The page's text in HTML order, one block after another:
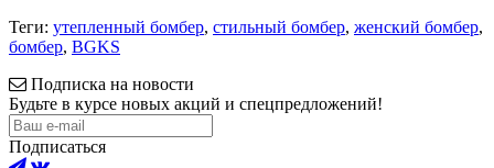
Теги: утепленный бомбер, стильный бомбер, женский бомбер,
бомбер, BGKS
Подписка на новости
Будьте в курсе новых акций и спецпредложений!
Подписаться